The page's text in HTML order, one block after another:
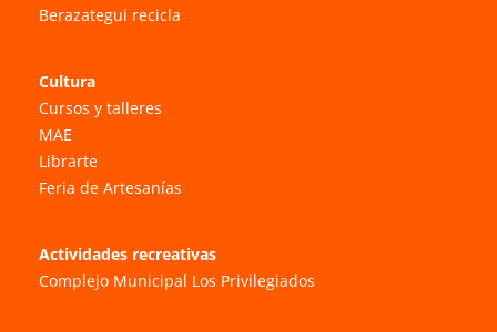
Berazategui recicla
Cultura
Cursos y talleres
MAE
Librarte
Feria de Artesanías
Actividades recreativas
Complejo Municipal Los Privilegiados